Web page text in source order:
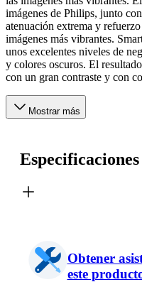
imágenes de Philips, junto
atenuación extrema y
imágenes más vibrantes.
unos excelentes niveles de
y colores oscuros. El
con un gran contraste y con
Mostrar más
Obtener
este